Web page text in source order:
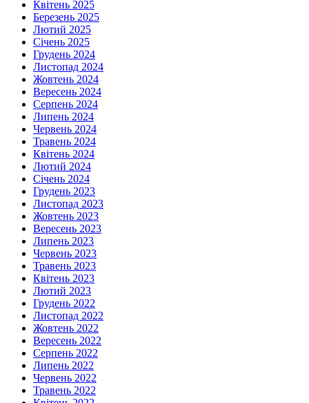
Квітень 2025
Березень 2025
Лютий 2025
Січень 2025
Грудень 2024
Листопад 2024
Жовтень 2024
Вересень 2024
Серпень 2024
Липень 2024
Червень 2024
Травень 2024
Квітень 2024
Лютий 2024
Січень 2024
Грудень 2023
Листопад 2023
Жовтень 2023
Вересень 2023
Липень 2023
Червень 2023
Травень 2023
Квітень 2023
Лютий 2023
Грудень 2022
Листопад 2022
Жовтень 2022
Вересень 2022
Серпень 2022
Липень 2022
Червень 2022
Травень 2022